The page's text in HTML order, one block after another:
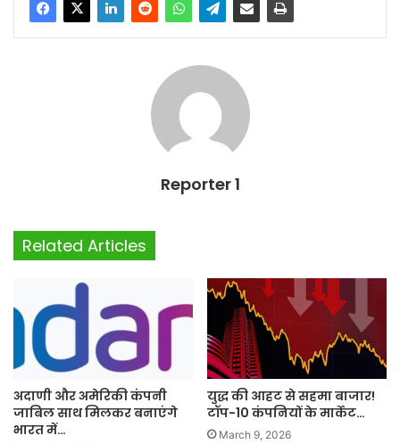
Reporter 1
Related Articles
अदाणी और अमेरिकी कंपनी
जाबिल साथ मिलकर बनाएंगे
भारत में…
युद्ध की आहट से सहमा बाजार!
टॉप-10 कंपनियों के मार्केट…
March 9, 2026